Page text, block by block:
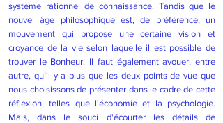
système rationnel de connaissance. Tandis que le
nouvel âge philosophique est, de préférence, un
mouvement qui propose une certaine vision et
croyance de la vie selon laquelle il est possible de
trouver le Bonheur. Il faut également avouer, entre
autre, qu’il y a plus que les deux points de vue que
nous choisissons de présenter dans le cadre de cette
réflexion, telles que l’économie et la psychologie.
Mais, dans le souci d'écourter les détails de